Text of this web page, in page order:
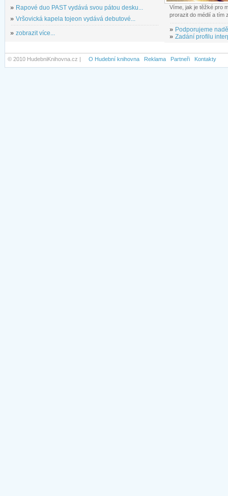
» Rapové duo PAST vydává svou pátou desku...
» Vršovická kapela tojeon vydává debutové...
» zobrazit více...
Víme, jak je těžké pro
prorazit do médií a tím
» Podporujeme
» Zadání profilu
© 2010 HudebniKnihovna.cz | O Hudební knihovna Reklama Partneři Kontakty